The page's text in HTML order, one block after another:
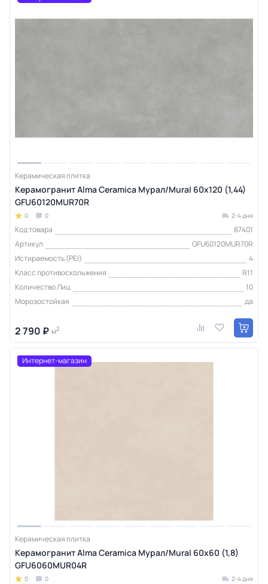
Керамическая плитка
Керамогранит Alma Ceramica Мурал/Mural 60х120 (1,44)
GFU60120MUR70R
0 0 2-4 дня
Код товара
87401
Артикул
GFU60120MUR70R
Истираемость (PEI)
4
Класс противоскольжения
R11
Количество Лиц
10
Морозостойкая
да
2 790 ₽ м2
Интернет-магазин
Керамическая плитка
Керамогранит Alma Ceramica Мурал/Mural 60х60 (1,8)
GFU6060MUR04R
0 0 2-4 дня